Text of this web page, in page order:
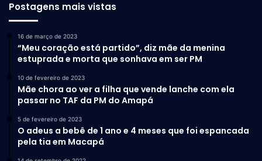
Postagens mais vistas
16 de março de 2023
“Meu coração está partido”, diz mãe da menina
estuprada e morta que sonhava em ser PM
10 de fevereiro de 2023
Mãe chora ao ver a filha que vende lanche com ela
passar no TAF da PM do Amapá
5 de fevereiro de 2023
O adeus a bebê de 1 ano e 4 meses que foi espancada
pela tia em Macapá